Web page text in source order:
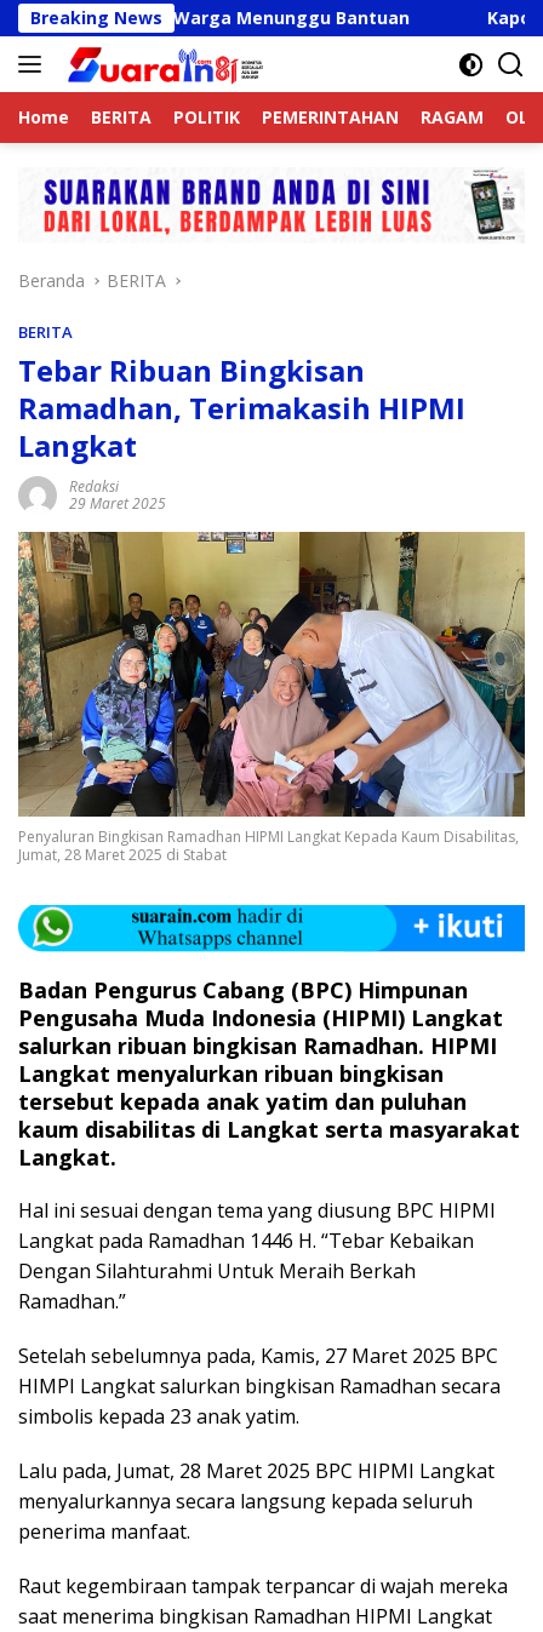
Langsung
ke
konten
Breaking News
Warga Menunggu Bantuan Kapolres Langkat
Home BERITA POLITIK PEMERINTAHAN RAGAM
Beranda BERITA
BERITA
Tebar Ribuan Bingkisan
Ramadhan, Terimakasih HIPMI
Langkat
Redaksi
29 Maret 2025
Penyaluran Bingkisan Ramadhan HIPMI Langkat Kepada Kaum Disabilitas,
Jumat, 28 Maret 2025 di Stabat
Badan Pengurus Cabang (BPC) Himpunan
Pengusaha Muda Indonesia (HIPMI) Langkat
salurkan ribuan bingkisan Ramadhan. HIPMI
Langkat menyalurkan ribuan bingkisan
tersebut kepada anak yatim dan puluhan
kaum disabilitas di Langkat serta masyarakat
Langkat.
Hal ini sesuai dengan tema yang diusung BPC HIPMI
Langkat pada Ramadhan 1446 H. “Tebar Kebaikan
Dengan Silahturahmi Untuk Meraih Berkah
Ramadhan.”
Setelah sebelumnya pada, Kamis, 27 Maret 2025 BPC
HIMPI Langkat salurkan bingkisan Ramadhan secara
simbolis kepada 23 anak yatim.
Lalu pada, Jumat, 28 Maret 2025 BPC HIPMI Langkat
menyalurkannya secara langsung kepada seluruh
penerima manfaat.
Raut kegembiraan tampak terpancar di wajah mereka
saat menerima bingkisan Ramadhan HIPMI Langkat